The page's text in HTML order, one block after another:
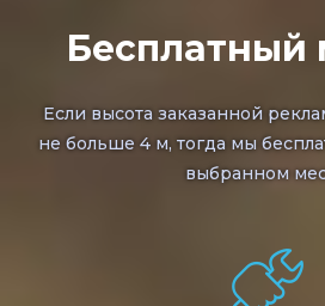
Бесплатный
Если высота заказанной
не больше 4 м, тогда мы
выбранном